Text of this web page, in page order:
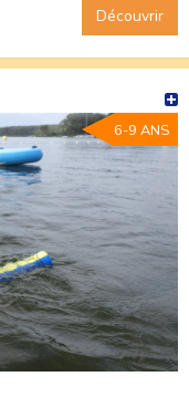
Découvrir
6-9 ANS